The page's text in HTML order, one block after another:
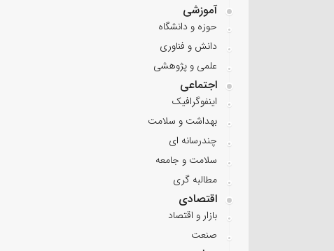
آموزشی
حوزه و دانشگاه
دانش و فناوری
علمی و پژوهشی
اجتماعی
اینفوگرافیک
بهداشت و سلامت
چندرسانه ای
سلامت و جامعه
مطالبه گری
اقتصادی
بازار و اقتصاد
صنعت